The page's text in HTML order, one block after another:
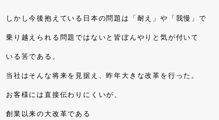
しかし今後抱えている日本の問題は「耐え」や「我慢」で
乗り越えられる問題ではないと皆ぼんやりと気が付いて
いる筈である。
当社はそんな将来を見据え、昨年大きな改革を行った。
お客様には直接伝わりにくいが、
創業以来の大改革である